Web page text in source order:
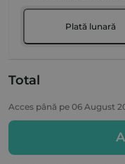
Plată lunară
Total
Acces până pe 06 August